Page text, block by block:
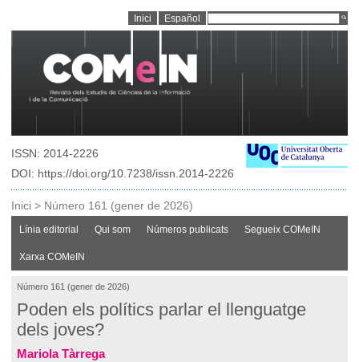
Inici Español
ISSN: 2014-2226
DOI: https://doi.org/10.7238/issn.2014-2226
Inici > Número 161 (gener de 2026)
Línia editorial Qui som Números publicats Segueix COMeIN
Xarxa COMeIN
Número 161 (gener de 2026)
Poden els polítics parlar el llenguatge
dels joves?
Mariola Tàrrega